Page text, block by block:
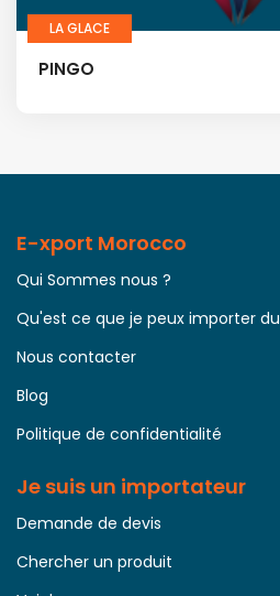
LA GLACE
PINGO
E-xport Morocco
Qui Sommes nous ?
Qu'est ce que je peux importer
Nous contacter
Blog
Politique de confidentialité
Je suis un importateur
Demande de devis
Chercher un produit